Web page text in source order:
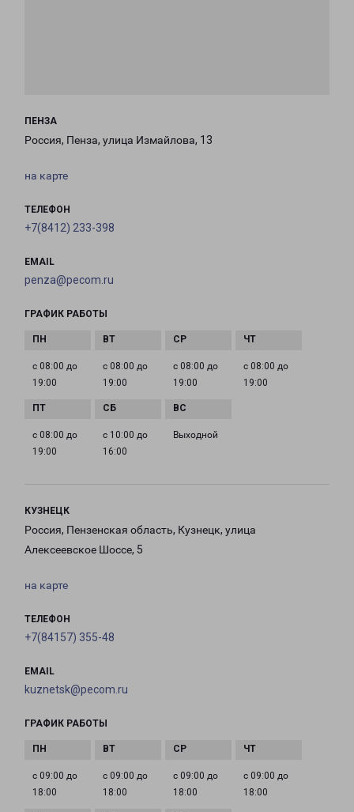
ПЕНЗА
Россия, Пенза, улица Измайлова, 13
на карте
ТЕЛЕФОН
+7(8412) 233-398
EMAIL
penza@pecom.ru
ГРАФИК РАБОТЫ
с 08:00 до
19:00
с 08:00 до
19:00
с 08:00 до
19:00
с 08:00 до
19:00
с 08:00 до
19:00
с 10:00 до
16:00
Выходной
КУЗНЕЦК
Россия, Пензенская область, Кузнецк, улица
Алексеевское Шоссе, 5
на карте
ТЕЛЕФОН
+7(84157) 355-48
EMAIL
kuznetsk@pecom.ru
ГРАФИК РАБОТЫ
с 09:00 до
18:00
с 09:00 до
18:00
с 09:00 до
18:00
с 09:00 до
18:00